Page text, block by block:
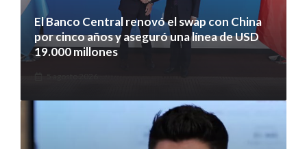
El Banco Central renovó el swap con China
por cinco años y aseguró una línea de USD
19.000 millones